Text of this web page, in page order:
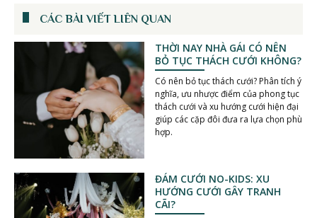
CÁC BÀI VIẾT LIÊN QUAN
THỜI NAY NHÀ GÁI CÓ NÊN
BỎ TỤC THÁCH CƯỚI KHÔNG?
Có nên bỏ tục thách cưới? Phân tích ý
nghĩa, ưu nhược điểm của phong tục
thách cưới và xu hướng cưới hiện đại
giúp các cặp đôi đưa ra lựa chọn phù
hợp.
ĐÁM CƯỚI NO-KIDS: XU
HƯỚNG CƯỚI GÂY TRANH
CÃI?